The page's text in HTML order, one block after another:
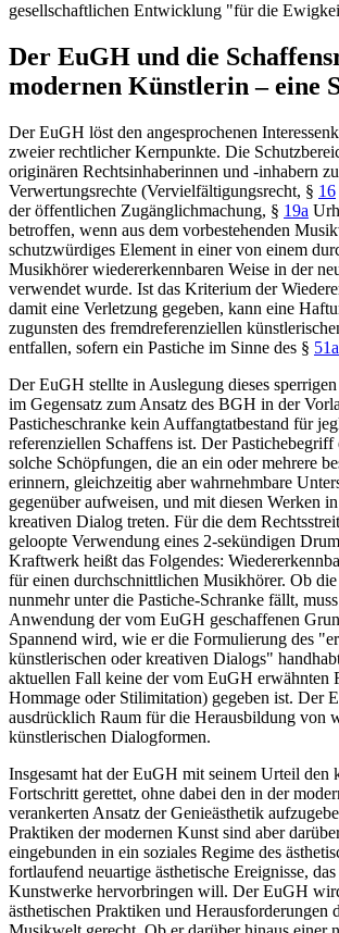
gesellschaftlichen Entwicklung "für die
Der EuGH und die
modernen Künstlerin – eine
Der EuGH löst den angesprochenen
zweier rechtlicher Kernpunkte. Die
originären Rechtsinhaberinnen und -inhabern
Verwertungsrechte (Vervielfältigungsrecht, § 16
der öffentlichen Zugänglichmachung, § 19a
betroffen, wenn aus dem vorbestehenden
schutzwürdiges Element in einer von einem
Musikhörer wiedererkennbaren Weise in der
verwendet wurde. Ist das Kriterium der
damit eine Verletzung gegeben, kann eine
zugunsten des fremdreferenziellen
entfallen, sofern ein Pastiche im Sinne des § 51a
Der EuGH stellte in Auslegung dieses
im Gegensatz zum Ansatz des BGH in der
Pasticheschranke kein Auffangtatbestand für
referenziellen Schaffens ist. Der Pastichebegriff
solche Schöpfungen, die an ein oder mehrere
erinnern, gleichzeitig aber wahrnehmbare
gegenüber aufweisen, und mit diesen Werken
kreativen Dialog treten. Für die dem
geloopte Verwendung eines 2-sekündigen
Kraftwerk heißt das Folgendes:
für einen durchschnittlichen Musikhörer. Ob
nunmehr unter die Pastiche-Schranke fällt,
Anwendung der vom EuGH geschaffenen
Spannend wird, wie er die Formulierung des
künstlerischen oder kreativen Dialogs"
aktuellen Fall keine der vom EuGH erwähnten
Hommage oder Stilimitation) gegeben ist. Der
ausdrücklich Raum für die Herausbildung von
künstlerischen Dialogformen.
Insgesamt hat der EuGH mit seinem Urteil den
Fortschritt gerettet, ohne dabei den in der
verankerten Ansatz der Genieästhetik
Praktiken der modernen Kunst sind aber
eingebunden in ein soziales Regime des
fortlaufend neuartige ästhetische Ereignisse,
Kunstwerke hervorbringen will. Der EuGH
ästhetischen Praktiken und Herausforderungen